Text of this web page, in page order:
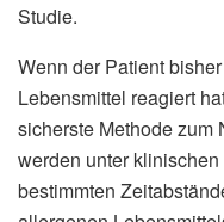
Studie.
Wenn der Patient
Lebensmittel reagiert
sicherste Methode
werden unter
bestimmten